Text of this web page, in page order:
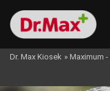
Dr. Max Kiosek » Maximum